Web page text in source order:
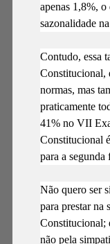
apenas 1,8%, o
sazonalidade
Contudo, essa
Constitucional,
normas, mas
praticamente
41% no VII
Constitucional
para a
Não quero ser
para prestar na
Constitucional;
não pela